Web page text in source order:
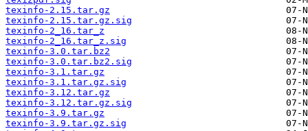
texinfo-2.15.tar.gz
texinfo-2.15.tar.gz.sig
texinfo-2_16.tar_z
texinfo-2_16.tar_z.sig
texinfo-3.0.tar.bz2
texinfo-3.0.tar.bz2.sig
texinfo-3.1.tar.gz
texinfo-3.1.tar.gz.sig
texinfo-3.12.tar.gz
texinfo-3.12.tar.gz.sig
texinfo-3.9.tar.gz
texinfo-3.9.tar.gz.sig